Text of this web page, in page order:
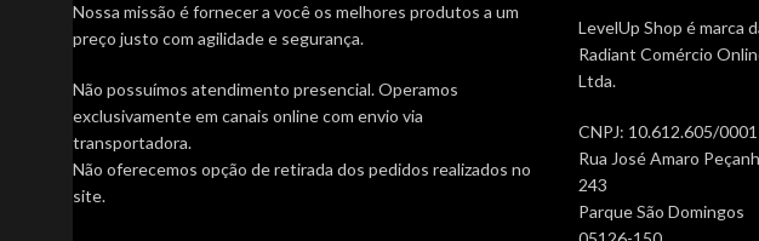
ideal para quem busca manter o processador
operando com temperaturas baixas e máxima
oferece dissipação térmica paraaté 220W
de TDP, garantindo excelente performance
mesmo em cenários exigentes.
Seu design moderno apresenta uma
O conjunto conta comduas fans de
rolamento hidráulico silencioso,
alcançando
até 50 CFM de fluxo de ar
18,9 dBA de ruído. O destaque
visual fica para obloco com efeito de
, que transforma o seu PC
um show de luzes moderno e
Nossa missão é fornecer a você os melhores produtos a um
preço justo com agilidade e segurança.
Não possuímos atendimento presencial. Operamos
exclusivamente em canais online com envio via
transportadora.
Não oferecemos opção de retirada dos pedidos realizados no
site.
LevelUp Shop é marca
Radiant Comércio
Ltda.
CNPJ: 10.612.605/
Rua José Amaro
243
Parque São Domingos